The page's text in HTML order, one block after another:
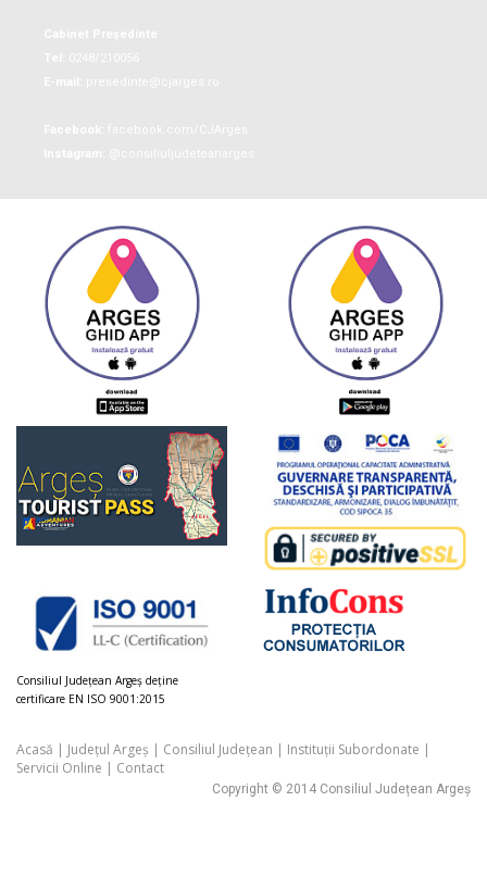
Consiliul Judeţean Argeș deţine
certificare EN ISO 9001:2015
Acasă | Județul Argeș | Consiliul Județean | Instituții Subordonate |
Servicii Online | Contact
Copyright © 2014 Consiliul Județean Argeș